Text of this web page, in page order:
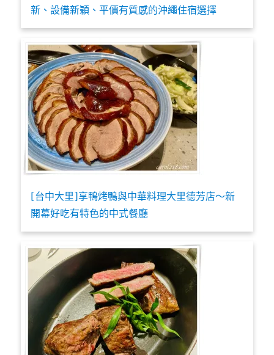
新、設備新穎、平價有質感的沖繩住宿選擇
[台中大里]享鴨烤鴨與中華料理大里德芳店～新
開幕好吃有特色的中式餐廳